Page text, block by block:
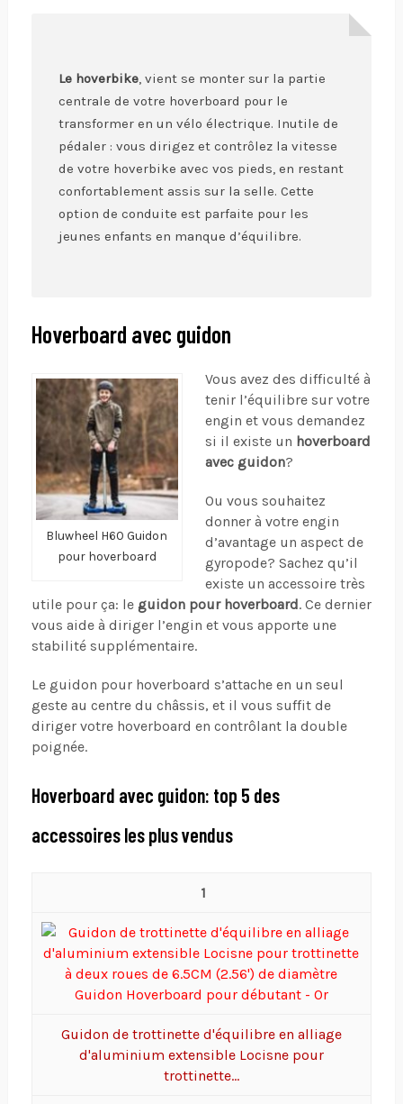
Le hoverbike, vient se monter sur la partie
centrale de votre hoverboard pour le
transformer en un vélo électrique. Inutile de
pédaler : vous dirigez et contrôlez la vitesse
de votre hoverbike avec vos pieds, en restant
confortablement assis sur la selle. Cette
option de conduite est parfaite pour les
jeunes enfants en manque d’équilibre.
Hoverboard avec guidon
Bluwheel H60 Guidon
pour hoverboard
Vous avez des difficulté à
tenir l’équilibre sur votre
engin et vous demandez
si il existe un hoverboard
avec guidon?
Ou vous souhaitez
donner à votre engin
d’avantage un aspect de
gyropode? Sachez qu’il
existe un accessoire très
utile pour ça: le guidon pour hoverboard. Ce dernier
vous aide à diriger l’engin et vous apporte une
stabilité supplémentaire.
Le guidon pour hoverboard s’attache en un seul
geste au centre du châssis, et il vous suffit de
diriger votre hoverboard en contrôlant la double
poignée.
Hoverboard avec guidon: top 5 des
accessoires les plus vendus
1
Guidon de trottinette d'équilibre en alliage
d'aluminium extensible Locisne pour
trottinette...